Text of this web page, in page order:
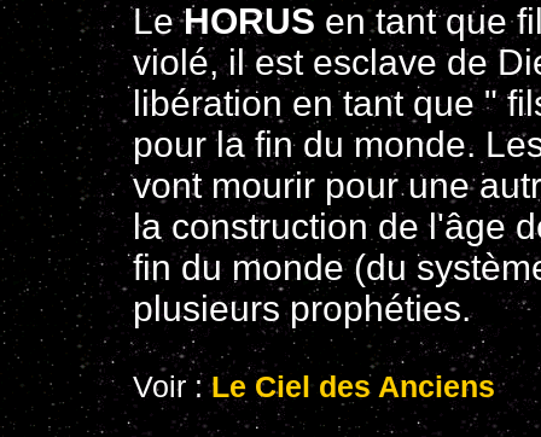
LeHORUS en tant que
violé, il est esclave de
libération en tant que "
pour la fin du monde.
vont mourir pour une
la construction de l'âge
fin du monde (du
plusieurs prophéties.
Voir :Le Ciel des Anciens